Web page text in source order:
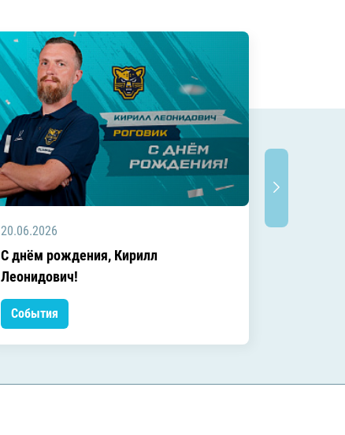
20.06.2026
C днём рождения, Кирилл
Леонидович!
События